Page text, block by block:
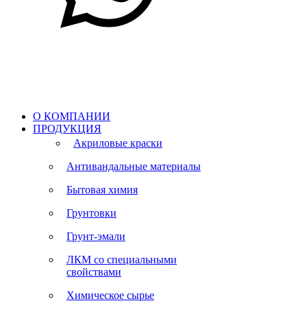
О КОМПАНИИ
ПРОДУКЦИЯ
Акриловые краски
Антивандальные материалы
Бытовая химия
Грунтовки
Грунт-эмали
ЛКМ со специальными
свойствами
Химическое сырье